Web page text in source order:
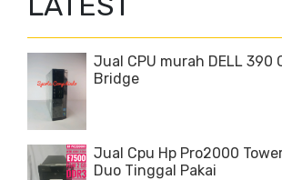
Jual CPU murah DELL 390
Bridge
Jual Cpu Hp Pro2000
Duo Tinggal Pakai